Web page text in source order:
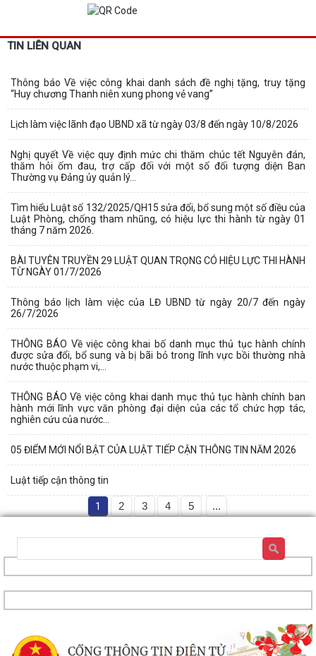
TIN LIÊN QUAN
Thông báo Về việc công khai danh sách đề nghị tặng, truy tặng
“Huy chương Thanh niên xung phong vẻ vang”
Lịch làm việc lãnh đạo UBND xã từ ngày 03/8 đến ngày 10/8/2026
Nghị quyết Về việc quy định mức chi thăm chúc tết Nguyên đán,
thăm hỏi ốm đau, trợ cấp đối với một số đối tượng diện Ban
Thường vụ Đảng ủy quản lý...
Tìm hiểu Luật số 132/2025/QH15 sửa đổi, bổ sung một số điều của
Luật Phòng, chống tham nhũng, có hiệu lực thi hành từ ngày 01
tháng 7 năm 2026.
BÀI TUYÊN TRUYỀN 29 LUẬT QUAN TRỌNG CÓ HIỆU LỰC THI HÀNH
TỪ NGÀY 01/7/2026
Thông báo lịch làm việc của LĐ UBND từ ngày 20/7 đến ngày
26/7/2026
THÔNG BÁO Về việc công khai bố danh mục thủ tục hành chính
được sửa đổi, bổ sung và bị bãi bỏ trong lĩnh vực bồi thường nhà
nước thuộc phạm vi,...
THÔNG BÁO Về việc công khai danh mục thủ tục hành chính ban
hành mới lĩnh vực văn phòng đại diện của các tổ chức hợp tác,
nghiên cứu của nước...
05 ĐIỂM MỚI NỔI BẬT CỦA LUẬT TIẾP CẬN THÔNG TIN NĂM 2026
Luật tiếp cận thông tin
1 2 3 4 5 ...